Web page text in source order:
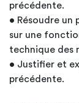
précédente.
• Résoudre
sur une
technique des
• Justifier et
précédente.